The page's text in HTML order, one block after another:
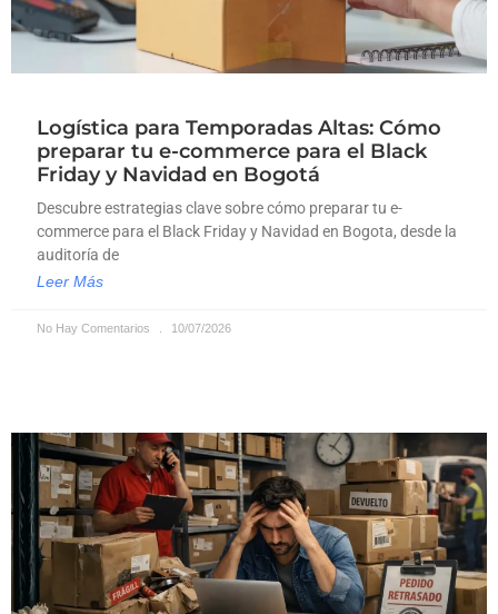
Logística para Temporadas Altas: Cómo
preparar tu e-commerce para el Black
Friday y Navidad en Bogotá
Descubre estrategias clave sobre cómo preparar tu e-
commerce para el Black Friday y Navidad en Bogota, desde la
auditoría de
Leer Más
No Hay Comentarios 10/07/2026